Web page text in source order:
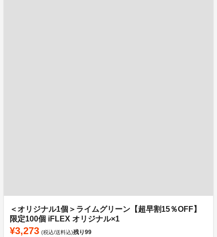
＜オリジナル1個＞ライムグリーン【超早割15％OFF】
限定100個 iFLEX オリジナル×1
¥3,273 (税込/送料込)残り99